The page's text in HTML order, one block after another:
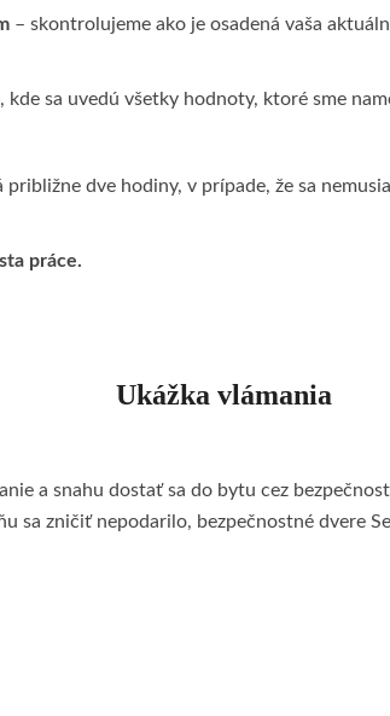
– skontrolujeme ako je osadená vaša
, kde sa uvedú všetky hodnoty, ktoré sme
približne dve hodiny, v prípade, že sa
práce.
Ukážka vlámania
a snahu dostať sa do bytu cez
sa zničiť nepodarilo, bezpečnostné dvere